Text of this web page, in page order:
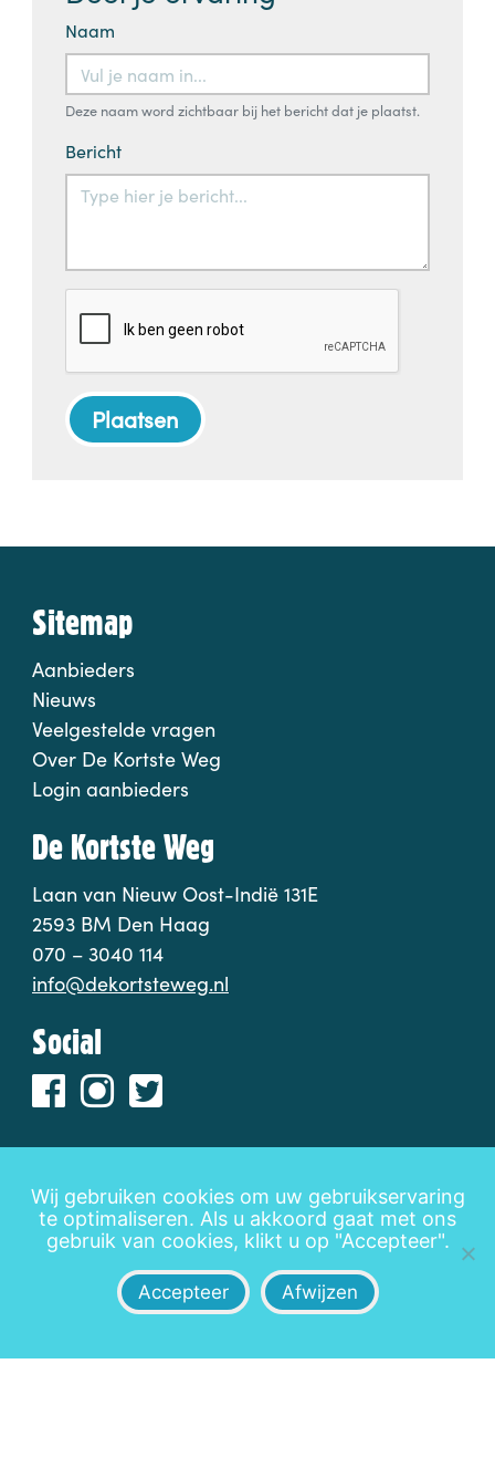
Naam
Deze naam word zichtbaar bij het bericht dat je plaatst.
Bericht
Plaatsen
Sitemap
Aanbieders
Nieuws
Veelgestelde vragen
Over De Kortste Weg
Login aanbieders
De Kortste Weg
Laan van Nieuw Oost-Indië 131E
2593 BM Den Haag
070 – 3040 114
info@dekortsteweg.nl
Social
Disclaimer Privacy Leveringsvoorwaarden
Wij gebruiken cookies om uw gebruikservaring
te optimaliseren. Als u akkoord gaat met ons
gebruik van cookies, klikt u op "Accepteer".
Accepteer Afwijzen